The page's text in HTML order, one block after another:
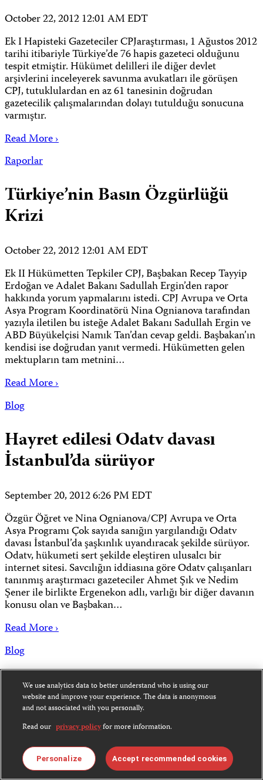
October 22, 2012 12:01 AM EDT
Ek I Hapisteki Gazeteciler CPJaraştırması, 1 Ağustos 2012
tarihi itibariyle Türkiye’de 76 hapis gazeteci olduğunu
tespit etmiştir. Hükümet delilleri ile diğer devlet
arşivlerini inceleyerek savunma avukatları ile görüşen
CPJ, tutuklulardan en az 61 tanesinin doğrudan
gazetecilik çalışmalarından dolayı tutulduğu sonucuna
varmıştır.
Read More ›
Raporlar
Türkiye’nin Basın Özgürlüğü
Krizi
October 22, 2012 12:01 AM EDT
Ek II Hükümetten Tepkiler CPJ, Başbakan Recep Tayyip
Erdoğan ve Adalet Bakanı Sadullah Ergin’den rapor
hakkında yorum yapmalarını istedi. CPJ Avrupa ve Orta
Asya Program Koordinatörü Nina Ognianova tarafından
yazıyla iletilen bu isteğe Adalet Bakanı Sadullah Ergin ve
ABD Büyükelçisi Namık Tan’dan cevap geldi. Başbakan’ın
kendisi ise doğrudan yanıt vermedi. Hükümetten gelen
mektupların tam metnini…
Read More ›
Blog
Hayret edilesi Odatv davası
İstanbul’da sürüyor
September 20, 2012 6:26 PM EDT
Özgür Öğret ve Nina Ognianova/CPJ Avrupa ve Orta
Asya Programı Çok sayıda sanığın yargılandığı Odatv
davası İstanbul’da şaşkınlık uyandıracak şekilde sürüyor.
Odatv, hükumeti sert şekilde eleştiren ulusalcı bir
internet sitesi. Savcılığın iddiasına göre Odatv çalışanları
tanınmış araştırmacı gazeteciler Ahmet Şık ve Nedim
Şener ile birlikte Ergenekon adlı, varlığı bir diğer davanın
konusu olan ve Başbakan…
Read More ›
Blog
Erdoğan, medya Kürt
meselesindeki çatışmayı haber
yapmasın diyor
September 14, 2012 11:20 AM EDT
We use analytics data to better understand who is using our
website and improve your experience. The data is anonymous
and not associated with you personally.
Read our privacy policyfor more information.
Personalize Accept recommended cookies